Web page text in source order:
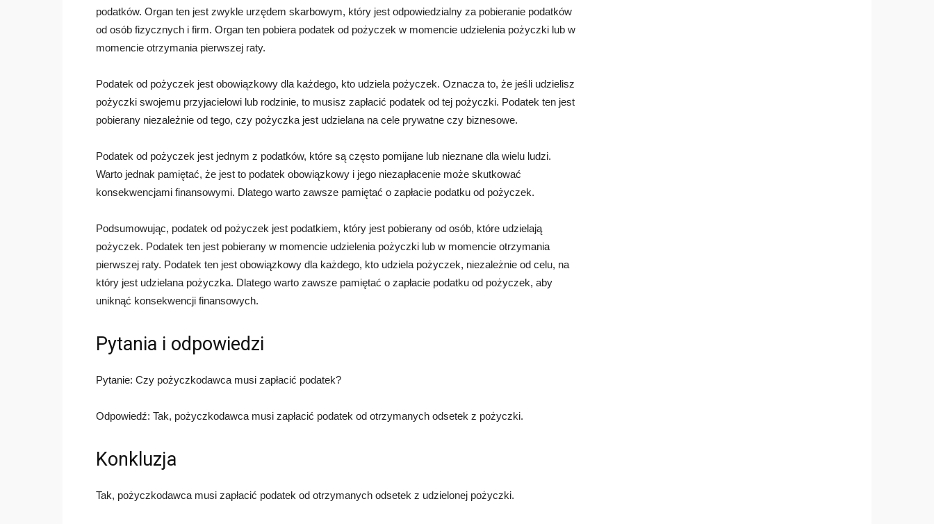
podatków. Organ ten jest zwykle urzędem skarbowym, który jest odpowiedzialny za pobieranie podatków
od osób fizycznych i firm. Organ ten pobiera podatek od pożyczek w momencie udzielenia pożyczki lub w
momencie otrzymania pierwszej raty.
Podatek od pożyczek jest obowiązkowy dla każdego, kto udziela pożyczek. Oznacza to, że jeśli udzielisz
pożyczki swojemu przyjacielowi lub rodzinie, to musisz zapłacić podatek od tej pożyczki. Podatek ten jest
pobierany niezależnie od tego, czy pożyczka jest udzielana na cele prywatne czy biznesowe.
Podatek od pożyczek jest jednym z podatków, które są często pomijane lub nieznane dla wielu ludzi.
Warto jednak pamiętać, że jest to podatek obowiązkowy i jego niezapłacenie może skutkować
konsekwencjami finansowymi. Dlatego warto zawsze pamiętać o zapłacie podatku od pożyczek.
Podsumowując, podatek od pożyczek jest podatkiem, który jest pobierany od osób, które udzielają
pożyczek. Podatek ten jest pobierany w momencie udzielenia pożyczki lub w momencie otrzymania
pierwszej raty. Podatek ten jest obowiązkowy dla każdego, kto udziela pożyczek, niezależnie od celu, na
który jest udzielana pożyczka. Dlatego warto zawsze pamiętać o zapłacie podatku od pożyczek, aby
uniknąć konsekwencji finansowych.
Pytania i odpowiedzi
Pytanie: Czy pożyczkodawca musi zapłacić podatek?
Odpowiedź: Tak, pożyczkodawca musi zapłacić podatek od otrzymanych odsetek z pożyczki.
Konkluzja
Tak, pożyczkodawca musi zapłacić podatek od otrzymanych odsetek z udzielonej pożyczki.